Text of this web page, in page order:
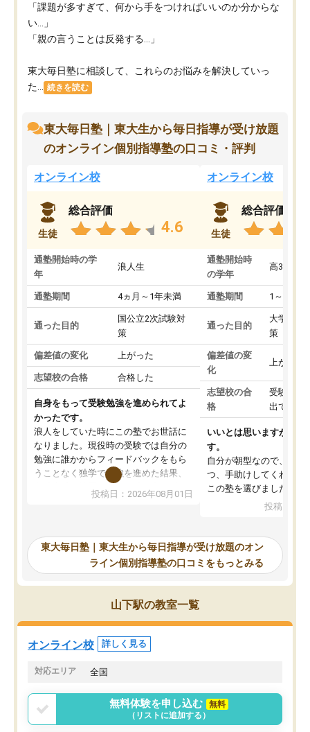
「課題が多すぎて、何から手をつければいいのか分からな
い…」
「親の言うことは反発する…」
東大毎日塾に相談して、これらのお悩みを解決していっ
た...
続きを読む
東大毎日塾｜東大生から毎日指導が受け放題
のオンライン個別指導塾の口コミ・評判
オンライン校
生徒
総合評価
4.6
通塾開始時の学
年
浪人生
通塾期間 4ヵ月～1年未満
通った目的
国公立2次試験対
策
偏差値の変化 上がった
志望校の合格 合格した
自身をもって受験勉強を進められてよ
かったです。
浪人をしていた時にこの塾でお世話に
なりました。現役時の受験では自分の
勉強に誰かからフィードバックをもら
うことなく独学で勉強を進めた結果、
入試本番に地歴の学習が間に合わず不
合格となってしまいました。その経験
東大毎日塾にたどり着きました。学習
の長期計画や日々の勉強のやり方につ
いて客観的なアドバイスをいただけた
ので、自信をもって受験勉強を進める
ことができました。自分のように勉強
のやり方や進捗管理で苦労している方
には特におすすめしたい塾です。
投稿日：2026年08月01日
オンライン校
生徒
総合評価
通塾開始時
の学年
高3
通塾期間 1～3ヵ月
通った目的
大学入学
策
偏差値の変
化
上がった
志望校の合
格
受験して
出ていな
いいとは思いますが、料
す。
自分が朝型なので、自習
つ、手助けしてくれる設
この塾を選びました。
投稿日：
東大毎日塾｜東大生から毎日指導が受け放題のオン
ライン個別指導塾の口コミをもっとみる
山下駅の教室一覧
オンライン校 詳しく見る
対応エリア 全国
無料体験を申し込む
無料
（リストに追加する）